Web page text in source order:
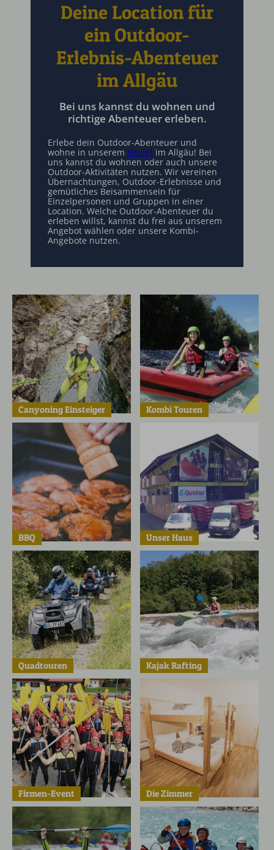
Deine Location für
ein Outdoor-
Erlebnis-Abenteuer
im Allgäu
Bei uns kannst du wohnen und
richtige Abenteuer erleben.
Erlebe dein Outdoor-Abenteuer und
wohne in unserem Hostel im Allgäu! Bei
uns kannst du wohnen oder auch unsere
Outdoor-Aktivitäten nutzen. Wir vereinen
Übernachtungen, Outdoor-Erlebnisse und
gemütliches Beisammensein für
Einzelpersonen und Gruppen in einer
Location. Welche Outdoor-Abenteuer du
erleben willst, kannst du frei aus unserem
Angebot wählen oder unsere Kombi-
Angebote nutzen.
Canyoning Einsteiger Kombi Touren
BBQ Unser Haus
Quadtouren Kajak Rafting
Firmen-Event Die Zimmer